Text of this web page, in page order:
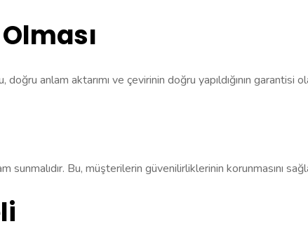
anlam aktarımı ve çevirinin doğru yapıldığının garantisi
Bu, müşterilerin güvenilirliklerinin korunmasını